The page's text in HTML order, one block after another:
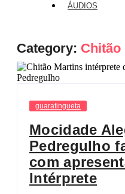
ÁUDIOS
Category: Chitão
guaratingueta
Mocidade
Pedregulho
com
Intérprete